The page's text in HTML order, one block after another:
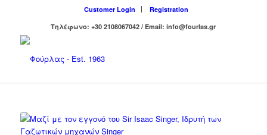
Customer Login
Registration
Τηλέφωνο: +30 2108067042 / Email: info@fourlas.gr